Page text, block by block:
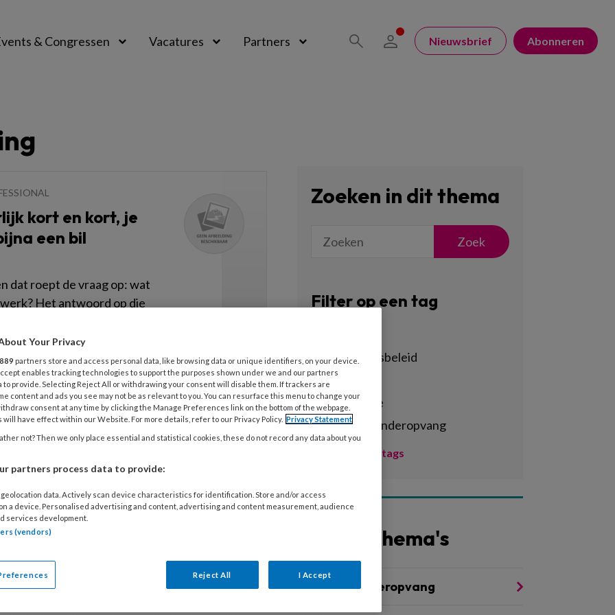
& Congressen Vacatures Partners Nieuwsbrief Abonneren
kort en kort, je
een bil
dat roept de vraag op: wat
Het antwoord op die
broekje? Nee zegt de
professioneel is. Maar
Macella, Frida en
en de uurtarieven van
Wie bepaalt straks wat goede
mag kosten?
wordt vaak gevoerd vanuit de gedachte dat
sturing automatisch leidt tot meer
Zoeken in dit thema
Zoek
Filter op een tag
achterstandsbeleid
activiteiten
administratie
agrarische kinderopvang
Toon meer tags
Andere thema's
Toezicht kinderopvang
Your Privacy
889 partners store and access personal data, like browsing data or unique identifiers, on your device.
enables tracking technologies to support the purposes shown under we and our partners
to provide. Selecting Reject All or withdrawing your consent will disable them. If trackers are
content and ads you see may not be as relevant to you. You can resurface this menu to change your
consent at any time by clicking the Manage Preferences link on the bottom of the webpage.
will have effect within our Website. For more details, refer to our Privacy Policy. Privacy Statement
not? Then we only place essential and statistical cookies, these do not record any data about you
partners process data to provide:
data. Actively scan device characteristics for identification. Store and/or access
a device. Personalised advertising and content, advertising and content measurement, audience
services development.
(vendors)
Reject All I Accept